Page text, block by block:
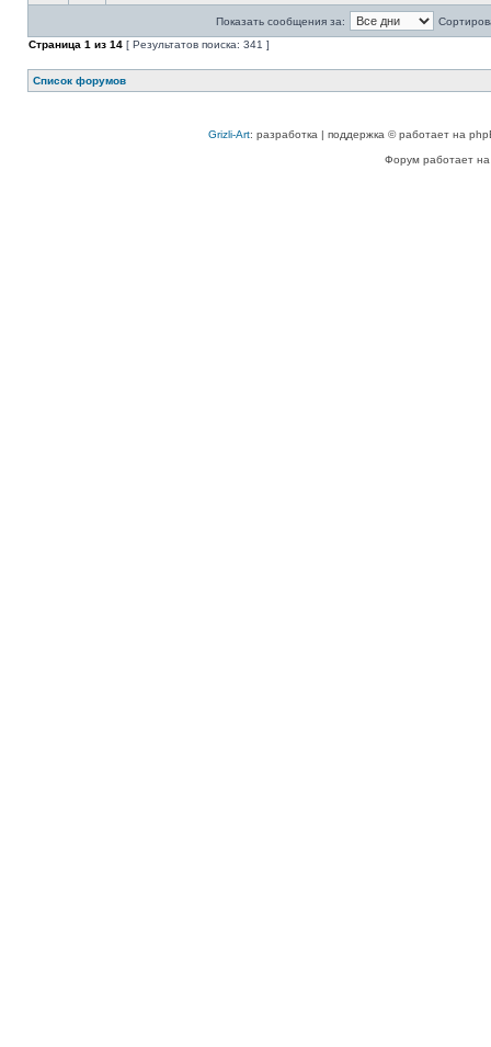
Показать сообщения за:
Страница 1 из 14 [ Результатов поиска: 341 ]
Список форумов
Grizli-Art: разработка | поддержка © работает на
Форум работает